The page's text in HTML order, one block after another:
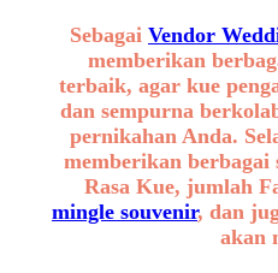
Sebagai Vendor
memberikan
terbaik, agar kue
dan sempurna
pernikahan Anda.
memberikan
Rasa Kue, jumlah
mingle souvenir, dan
akan